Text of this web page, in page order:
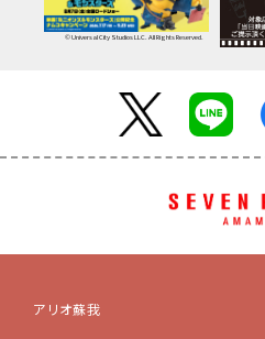
© Universal City Studios LLC. All Rights Reserved.
アリオ蘇我